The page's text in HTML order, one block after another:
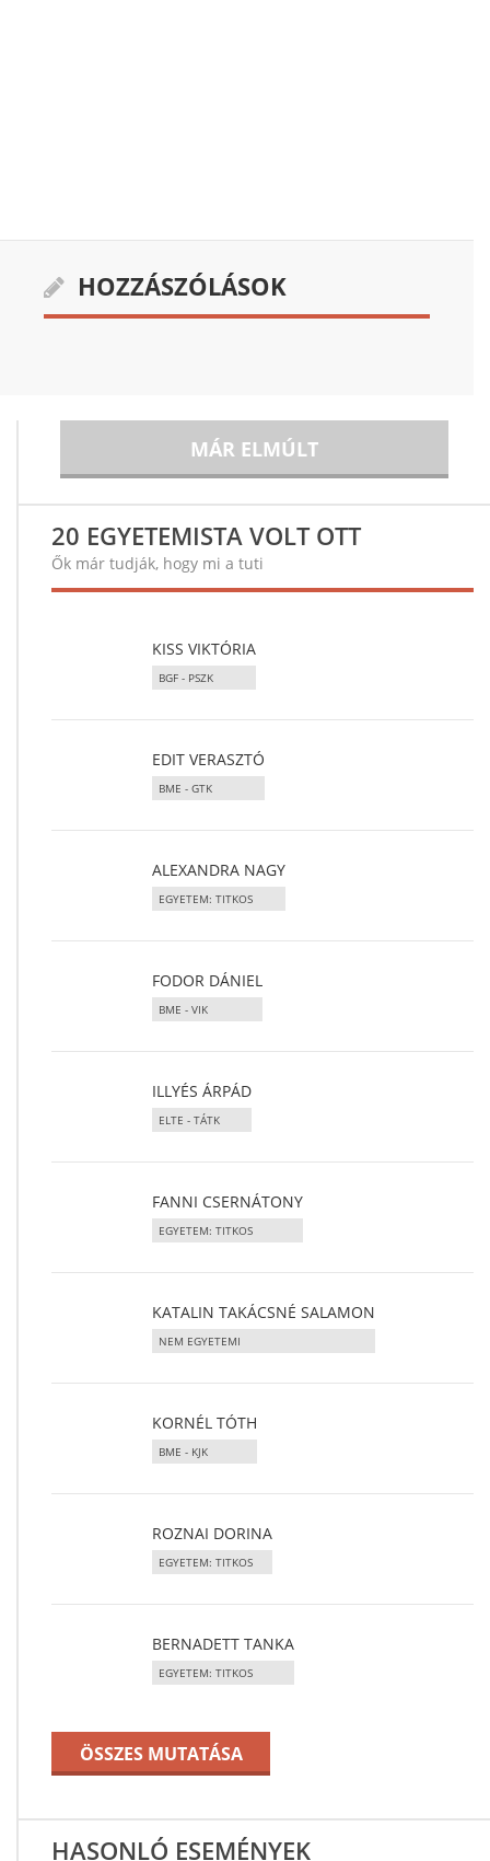
HOZZÁSZÓLÁSOK
MÁR ELMÚLT
20 EGYETEMISTA VOLT OTT
Ők már tudják, hogy mi a tuti
KISS VIKTÓRIA
BGF - PSZK
EDIT VERASZTÓ
BME - GTK
ALEXANDRA NAGY
EGYETEM: TITKOS
FODOR DÁNIEL
BME - VIK
ILLYÉS ÁRPÁD
ELTE - TÁTK
FANNI CSERNÁTONY
EGYETEM: TITKOS
KATALIN TAKÁCSNÉ SALAMON
NEM EGYETEMI
KORNÉL TÓTH
BME - KJK
ROZNAI DORINA
EGYETEM: TITKOS
BERNADETT TANKA
EGYETEM: TITKOS
ÖSSZES MUTATÁSA
HASONLÓ ESEMÉNYEK